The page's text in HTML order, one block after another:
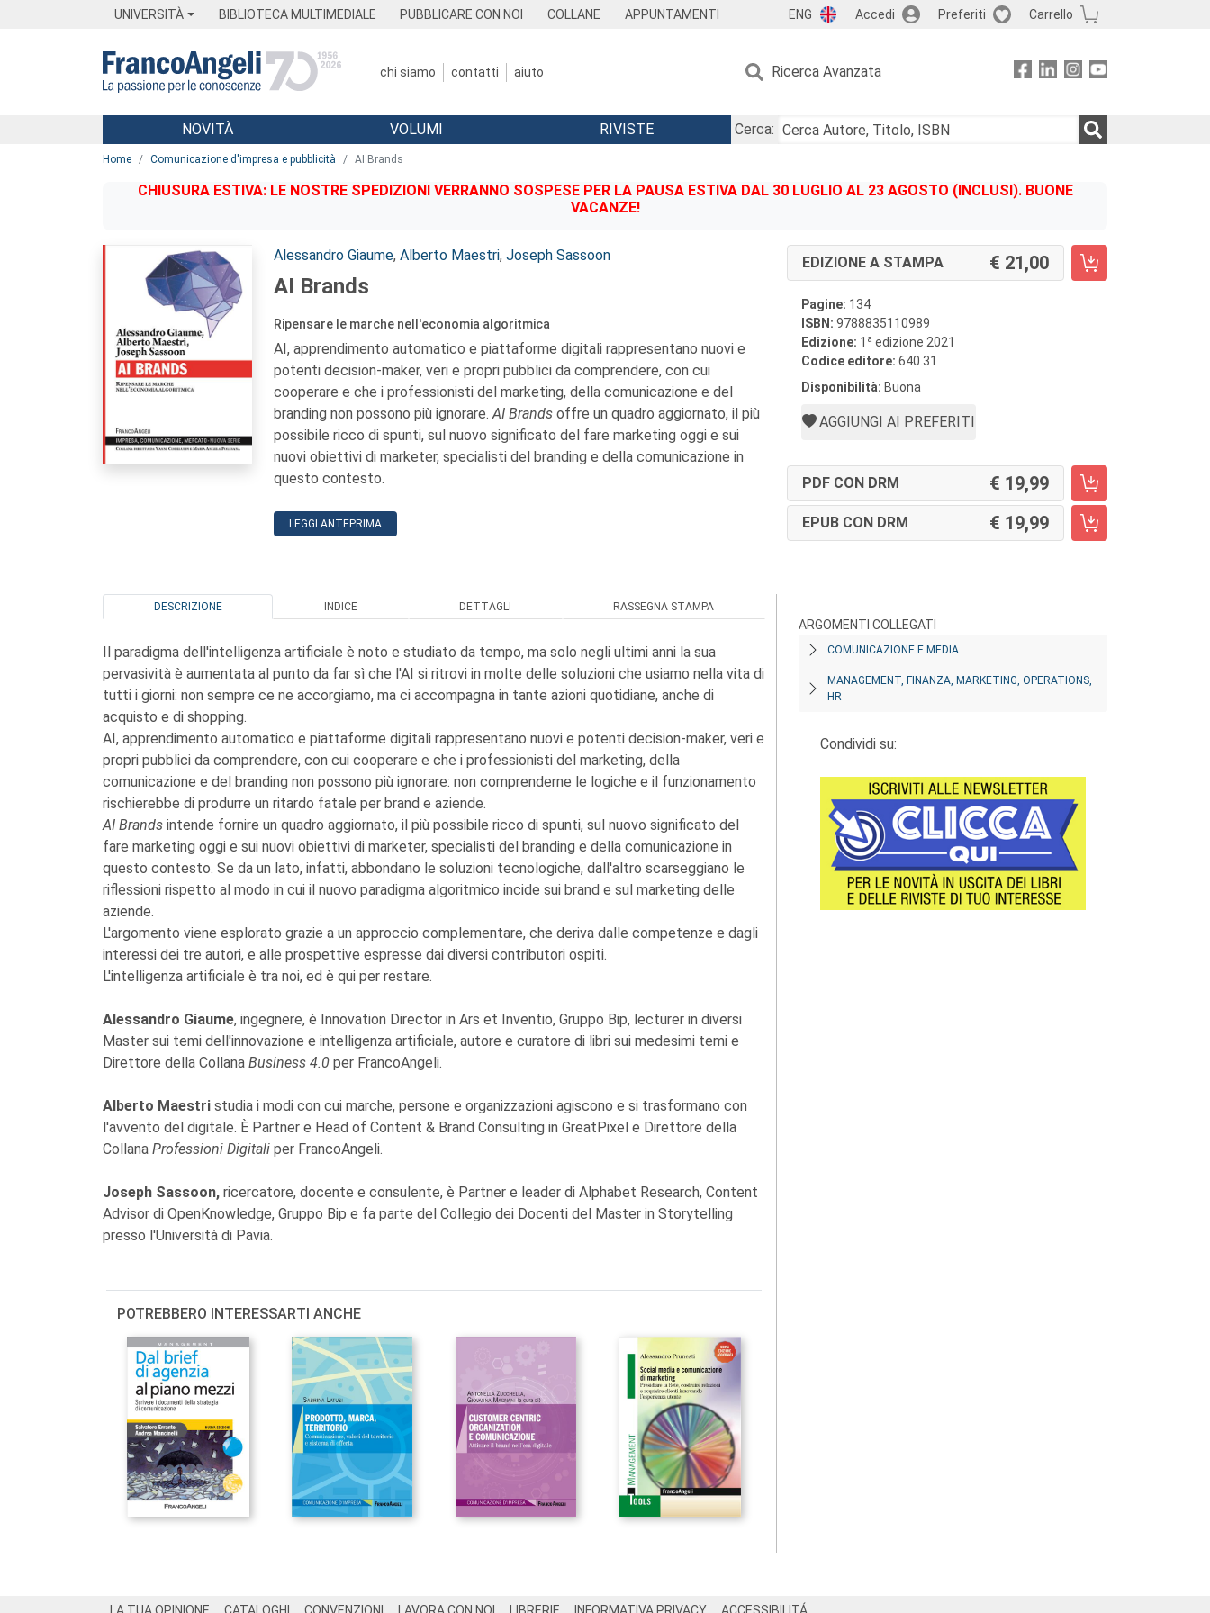
UNIVERSITÀ BIBLIOTECA MULTIMEDIALE PUBBLICARE CON NOI COLLANE APPUNTAMENTI ENG Accedi Preferiti Carrello
chi siamo contatti aiuto Ricerca Avanzata
Menu
NOVITÀ VOLUMI RIVISTE
Cerca:
Home Comunicazione d'impresa e pubblicità AI Brands
CHIUSURA ESTIVA: LE NOSTRE SPEDIZIONI VERRANNO SOSPESE PER LA PAUSA ESTIVA DAL 30 LUGLIO AL 23 AGOSTO (INCLUSI). BUONE
VACANZE!
Autori:
Alessandro Giaume, Alberto Maestri, Joseph Sassoon
AI Brands
Ripensare le marche nell'economia algoritmica
AI, apprendimento automatico e piattaforme digitali rappresentano nuovi e
potenti decision-maker, veri e propri pubblici da comprendere, con cui
cooperare e che i professionisti del marketing, della comunicazione e del
branding non possono più ignorare.AI Brands offre un quadro aggiornato, il più
possibile ricco di spunti, sul nuovo significato del fare marketing oggi e sui
nuovi obiettivi di marketer, specialisti del branding e della comunicazione in
questo contesto.
LEGGI ANTEPRIMA
EDIZIONE A STAMPA 21,00
Pagine: 134
ISBN: 9788835110989
Edizione: 1 a edizione 2021
Codice editore: 640.31
Disponibilità: Buona
AGGIUNGI AI PREFERITI
PDF CON DRM 19,99
EPUB CON DRM 19,99
DESCRIZIONE INDICE DETTAGLI RASSEGNA STAMPA
Il paradigma dell'intelligenza artificiale è noto e studiato da tempo, ma solo negli ultimi anni la sua
pervasività è aumentata al punto da far sì che l'AI si ritrovi in molte delle soluzioni che usiamo nella vita di
tutti i giorni: non sempre ce ne accorgiamo, ma ci accompagna in tante azioni quotidiane, anche di
acquisto e di shopping.
AI, apprendimento automatico e piattaforme digitali rappresentano nuovi e potenti decision-maker, veri e
propri pubblici da comprendere, con cui cooperare e che i professionisti del marketing, della
comunicazione e del branding non possono più ignorare: non comprenderne le logiche e il funzionamento
rischierebbe di produrre un ritardo fatale per brand e aziende.
AI Brands intende fornire un quadro aggiornato, il più possibile ricco di spunti, sul nuovo significato del
fare marketing oggi e sui nuovi obiettivi di marketer, specialisti del branding e della comunicazione in
questo contesto. Se da un lato, infatti, abbondano le soluzioni tecnologiche, dall'altro scarseggiano le
riflessioni rispetto al modo in cui il nuovo paradigma algoritmico incide sui brand e sul marketing delle
aziende.
L'argomento viene esplorato grazie a un approccio complementare, che deriva dalle competenze e dagli
interessi dei tre autori, e alle prospettive espresse dai diversi contributori ospiti.
L'intelligenza artificiale è tra noi, ed è qui per restare.
Alessandro Giaume, ingegnere, è Innovation Director in Ars et Inventio, Gruppo Bip, lecturer in diversi
Master sui temi dell'innovazione e intelligenza artificiale, autore e curatore di libri sui medesimi temi e
Direttore della Collana Business 4.0 per FrancoAngeli.
Alberto Maestri studia i modi con cui marche, persone e organizzazioni agiscono e si trasformano con
l'avvento del digitale. È Partner e Head of Content & Brand Consulting in GreatPixel e Direttore della
Collana Professioni Digitali per FrancoAngeli.
Joseph Sassoon, ricercatore, docente e consulente, è Partner e leader di Alphabet Research, Content
Advisor di OpenKnowledge, Gruppo Bip e fa parte del Collegio dei Docenti del Master in Storytelling
presso l'Università di Pavia.
POTREBBERO INTERESSARTI ANCHE
ARGOMENTI COLLEGATI
COMUNICAZIONE E MEDIA
MANAGEMENT, FINANZA, MARKETING, OPERATIONS,
HR
Condividi su: